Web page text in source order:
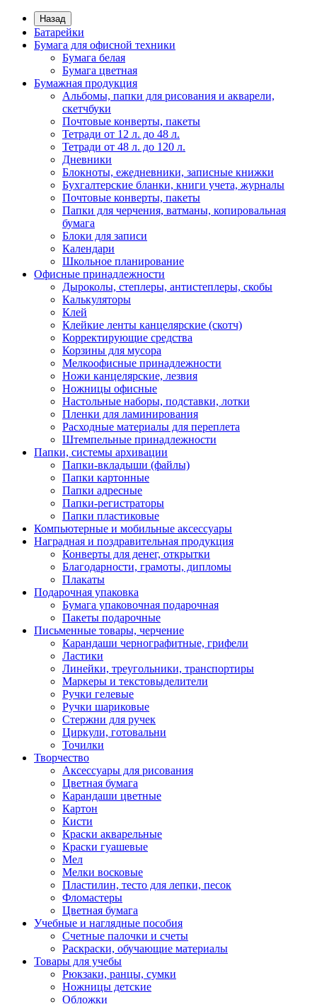
Назад
Батарейки
Бумага для офисной техники
Бумага белая
Бумага цветная
Бумажная продукция
Альбомы, папки для рисования и акварели,
скетчбуки
Почтовые конверты, пакеты
Тетради от 12 л. до 48 л.
Тетради от 48 л. до 120 л.
Дневники
Блокноты, ежедневники, записные книжки
Бухгалтерские бланки, книги учета, журналы
Почтовые конверты, пакеты
Папки для черчения, ватманы, копировальная
бумага
Блоки для записи
Календари
Школьное планирование
Офисные принадлежности
Дыроколы, степлеры, антистеплеры, скобы
Калькуляторы
Клей
Клейкие ленты канцелярские (скотч)
Корректирующие средства
Корзины для мусора
Мелкоофисные принадлежности
Ножи канцелярские, лезвия
Ножницы офисные
Настольные наборы, подставки, лотки
Пленки для ламинирования
Расходные материалы для переплета
Штемпельные принадлежности
Папки, системы архивации
Папки-вкладыши (файлы)
Папки картонные
Папки адресные
Папки-регистраторы
Папки пластиковые
Компьютерные и мобильные аксессуары
Наградная и поздравительная продукция
Конверты для денег, открытки
Благодарности, грамоты, дипломы
Плакаты
Подарочная упаковка
Бумага упаковочная подарочная
Пакеты подарочные
Письменные товары, черчение
Карандаши чернографитные, грифели
Ластики
Линейки, треугольники, транспортиры
Маркеры и текстовыделители
Ручки гелевые
Ручки шариковые
Стержни для ручек
Циркули, готовальни
Точилки
Творчество
Аксессуары для рисования
Цветная бумага
Карандаши цветные
Картон
Кисти
Краски акварельные
Краски гуашевые
Мел
Мелки восковые
Пластилин, тесто для лепки, песок
Фломастеры
Цветная бумага
Учебные и наглядные пособия
Счетные палочки и счеты
Раскраски, обучающие материалы
Товары для учебы
Рюкзаки, ранцы, сумки
Ножницы детские
Обложки